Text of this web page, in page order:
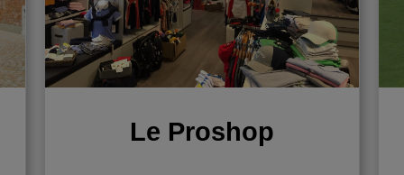
Comité & Membres
Le Proshop